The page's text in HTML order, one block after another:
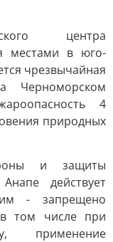
центра
местами в юго-
чрезвычайная
Черноморском
4
природных
и защиты
действует
- запрещено
в том числе при
применение